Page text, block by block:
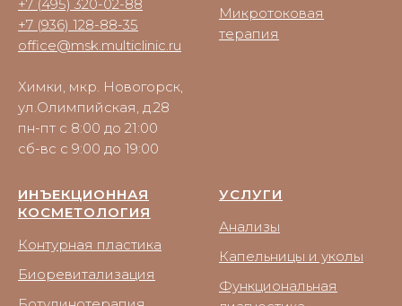
+7 (495) 320-02-88
+7 (936) 128-88-35
office@msk.multiclinic.ru
Химки, мкр. Новогорск,
ул.Олимпийская, д.28
пн-пт с 8:00 до 21:00
сб-вс с 9:00 до 19:00
Микротоковая
терапия
ИНЪЕКЦИОННАЯ
КОСМЕТОЛОГИЯ
Контурная пластика
Биоревитализация
УСЛУГИ
Анализы
Капельницы и уколы
Функциональная